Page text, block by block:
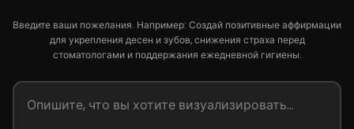
Введите ваши пожелания. Например: Создай позитивные аффирмации
для укрепления десен и зубов, снижения страха перед
стоматологами и поддержания ежедневной гигиены.